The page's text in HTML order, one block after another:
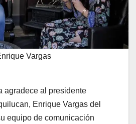
Vargas
agradece al presidente
Enrique Vargas del
equipo de comunicación